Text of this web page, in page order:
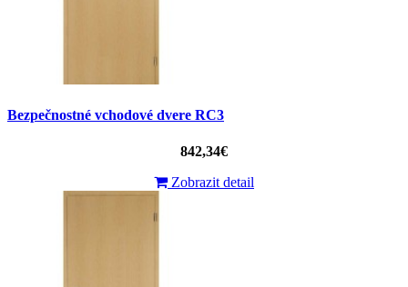
Bezpečnostné vchodové dvere RC3
842,34€
Zobrazit detail